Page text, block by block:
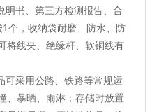
明书、第三方检测报告、合
个，收纳袋耐磨、防水、防
将线夹、绝缘杆、软铜线有
可采用公路、铁路等常规运
、暴晒、雨淋；存储时放置